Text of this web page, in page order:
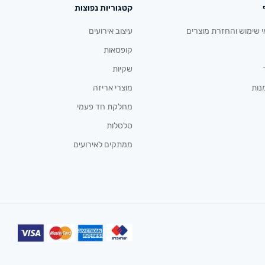
שימוש והחזרת מוצרים
קטגוריות נפוצות
עיצוב אירועים
קופסאות
שקיות
מוצרי אריזה
מחלקת חד פעמי
סלסלות
ממתקים לאירועים